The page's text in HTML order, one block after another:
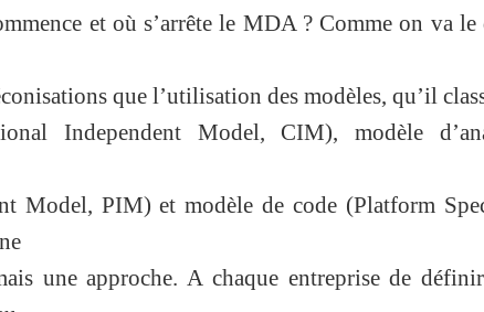
et où s’arrête le MDA ? Comme on va
que l’utilisation des modèles, qu’il
Independent Model, CIM), modèle
Model, PIM) et modèle de code (Platform
une approche. A chaque entreprise de